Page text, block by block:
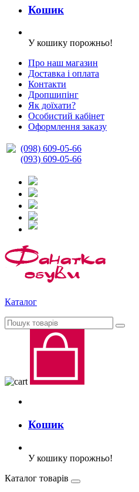
Кошик
У кошику порожньо!
Про наш магазин
Доставка і оплата
Контакти
Дропшипінг
Як доїхати?
Особистий кабінет
Оформлення заказу
(098) 609-05-66
(093) 609-05-66
Каталог
Кошик
У кошику порожньо!
Каталог товарів